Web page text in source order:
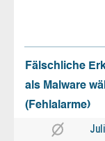
Fälschliche
als Malware
(Fehlalarme)
Juli